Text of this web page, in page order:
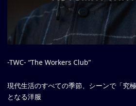
-TWC- “The Workers Club”
現代生活のすべての季節、シーンで「究極
となる洋服